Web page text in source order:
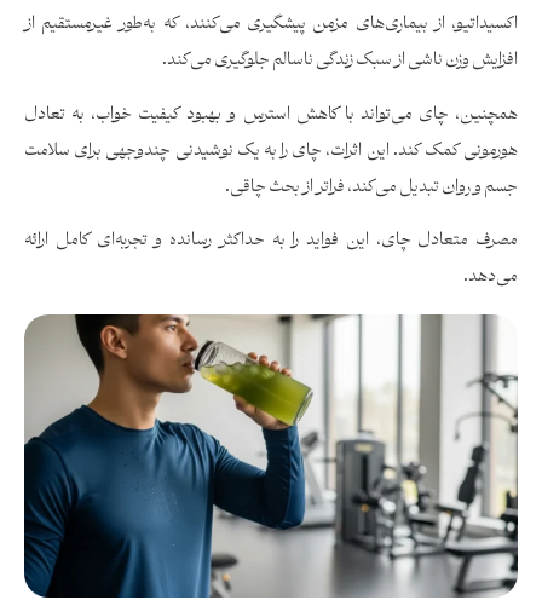
اکسیداتیو، از بیماری‌های مزمن پیشگیری می‌کنند، که به‌طور غیرمستقیم از
افزایش وزن ناشی از سبک زندگی ناسالم جلوگیری می‌کند.
همچنین، چای می‌تواند با کاهش استرس و بهبود کیفیت خواب، به تعادل
هورمونی کمک کند. این اثرات، چای را به یک نوشیدنی چندوجهی برای سلامت
جسم و روان تبدیل می‌کند، فراتر از بحث چاقی.
مصرف متعادل چای، این فواید را به حداکثر رسانده و تجربه‌ای کامل ارائه
می‌دهد.